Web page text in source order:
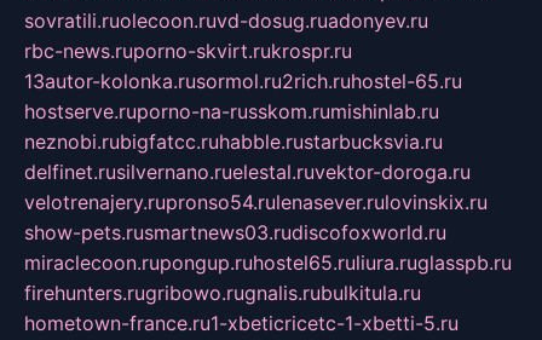
sovratili.ruolecoon.ruvd-dosug.ruadonyev.ru
rbc-news.ruporno-skvirt.rukrospr.ru
13autor-kolonka.rusormol.ru2rich.ruhostel-65.ru
hostserve.ruporno-na-russkom.rumishinlab.ru
neznobi.rubigfatcc.ruhabble.rustarbucksvia.ru
delfinet.rusilvernano.ruelestal.ruvektor-doroga.ru
velotrenajery.rupronso54.rulenasever.rulovinskix.ru
show-pets.rusmartnews03.rudiscofoxworld.ru
miraclecoon.rupongup.ruhostel65.ruliura.ruglasspb.ru
firehunters.rugribowo.rugnalis.rubulkitula.ru
hometown-france.ru1-xbeticricetc-1-xbetti-5.ru